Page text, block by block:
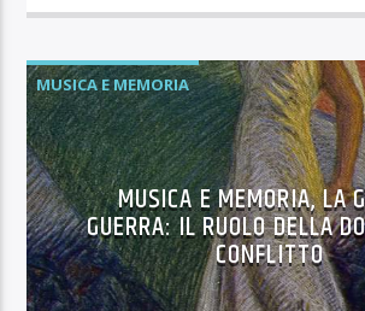
MUSICA E MEMORIA
MUSICA E MEMORIA, LA
GUERRA: IL RUOLO DELLA
CONFLITTO